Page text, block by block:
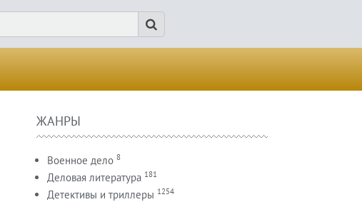
ЖАНРЫ
Военное дело 8
Деловая литература 181
Детективы и триллеры 1254